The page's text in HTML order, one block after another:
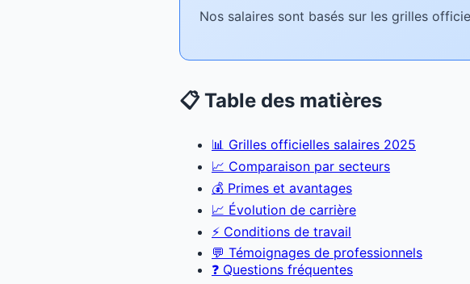
Nos salaires sont basés sur les grilles
📋 Table des matières
📊 Grilles officielles salaires 2025
📈 Comparaison par secteurs
💰 Primes et avantages
📈 Évolution de carrière
⚡ Conditions de travail
💬 Témoignages de professionnels
❓ Questions fréquentes